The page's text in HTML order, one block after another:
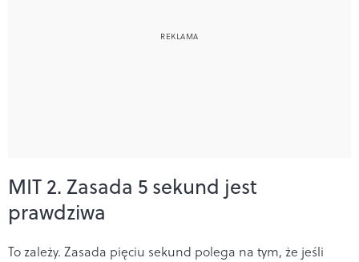
MIT 2. Zasada 5 sekund jest
prawdziwa
To zależy. Zasada pięciu sekund polega na tym, że jeśli